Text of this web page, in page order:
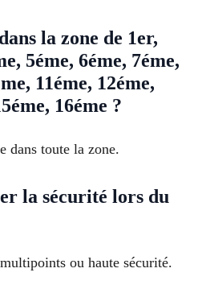
la zone de 1er,
5éme, 6éme, 7éme,
11éme, 12éme,
16éme ?
dans toute la zone.
la sécurité lors du
ou haute sécurité.